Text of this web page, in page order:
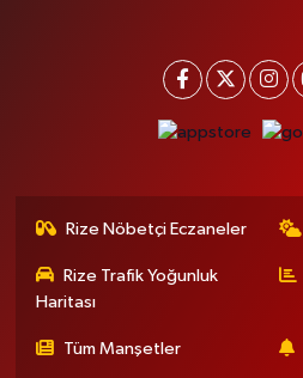
Rize Nöbetçi Eczaneler
Rize Trafik Yoğunluk
Haritası
Tüm Manşetler